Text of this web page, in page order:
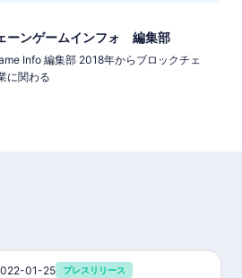
ーンゲームインフォ 編集部
Info 編集部 2018年からブロックチェ
に関わる
01-25 プレスリリース